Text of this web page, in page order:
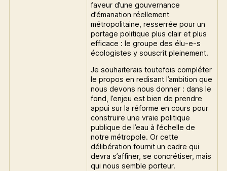
faveur d’une gouvernance
d’émanation réellement
métropolitaine, resserrée pour un
portage politique plus clair et plus
efficace : le groupe des élu-e-s
écologistes y souscrit pleinement.
Je souhaiterais toutefois compléter
le propos en redisant l’ambition que
nous devons nous donner : dans le
fond, l’enjeu est bien de prendre
appui sur la réforme en cours pour
construire une vraie politique
publique de l’eau à l’échelle de
notre métropole. Or cette
délibération fournit un cadre qui
devra s’affiner, se concrétiser, mais
qui nous semble porteur.